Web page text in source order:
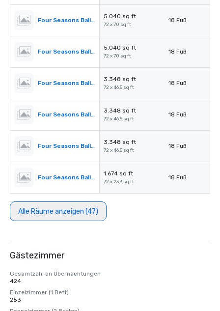
Four Seasons Ballroom 1,2
5.040 sq ft
72 x 70 sq ft
18 Fuß
Four Seasons Ballroom 3,4
5.040 sq ft
72 x 70 sq ft
18 Fuß
Four Seasons Ballroom 1
3.348 sq ft
72 x 46,5 sq ft
18 Fuß
Four Seasons Ballroom 4
3.348 sq ft
72 x 46,5 sq ft
18 Fuß
Four Seasons Ballroom 2,3
3.348 sq ft
72 x 46,5 sq ft
18 Fuß
Four Seasons Ballroom 2
1.674 sq ft
72 x 23,3 sq ft
18 Fuß
Alle Räume anzeigen (47)
Gästezimmer
Gesamtzahl an Übernachtungen
424
Einzelzimmer (1 Bett)
253